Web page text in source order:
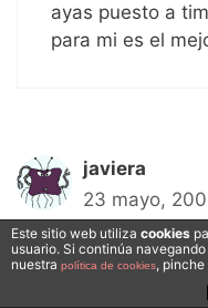
ayas puesto a
para mi es el
javiera
23 mayo,
bueno como
Este sitio web utiliza cookies
usuario. Si continúa
nuestra política de cookies,